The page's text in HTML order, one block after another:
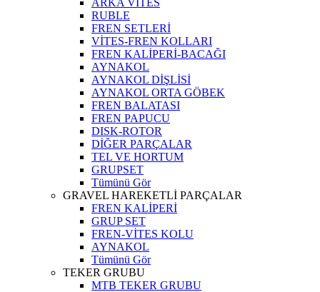
ARKA VİTES
RUBLE
FREN SETLERİ
VİTES-FREN KOLLARI
FREN KALİPERİ-BACAĞI
AYNAKOL
AYNAKOL DİŞLİSİ
AYNAKOL ORTA GÖBEK
FREN BALATASI
FREN PAPUCU
DISK-ROTOR
DİĞER PARÇALAR
TEL VE HORTUM
GRUPSET
Tümünü Gör
GRAVEL HAREKETLİ PARÇALAR
FREN KALİPERİ
GRUP SET
FREN-VİTES KOLU
AYNAKOL
Tümünü Gör
TEKER GRUBU
MTB TEKER GRUBU